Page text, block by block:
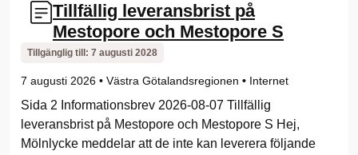
v
g
Tillfällig leveransbrist på
Mestopore och Mestopore S
Tillgänglig till: 7 augusti 2028
7 augusti 2026 • Västra Götalandsregionen • Internet
Sida 2 Informationsbrev 2026-08-07 Tillfällig
leveransbrist på Mestopore och Mestopore S Hej,
Mölnlycke meddelar att de inte kan leverera följande